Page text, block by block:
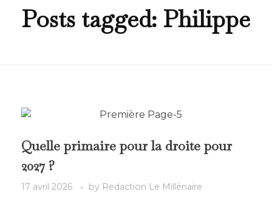
Posts tagged: Philippe
Quelle primaire pour la droite pour
2027 ?
17 avril 2026 by Redaction Le Millénaire